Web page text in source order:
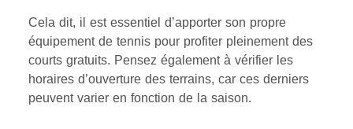
Cela dit, il est essentiel d’apporter son propre
équipement de tennis pour profiter pleinement des
courts gratuits. Pensez également à vérifier les
horaires d’ouverture des terrains, car ces derniers
peuvent varier en fonction de la saison.